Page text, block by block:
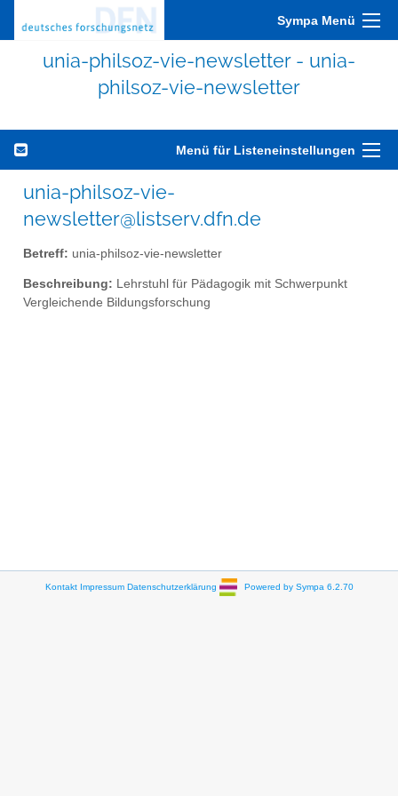
Sympa Menü
unia-philsoz-vie-newsletter - unia-
philsoz-vie-newsletter
Menü für Listeneinstellungen
unia-philsoz-vie-
newsletter@listserv.dfn.de
Betreff: unia-philsoz-vie-newsletter
Beschreibung: Lehrstuhl für Pädagogik mit Schwerpunkt
Vergleichende Bildungsforschung
Kontakt Impressum Datenschutzerklärung Powered by Sympa 6.2.70